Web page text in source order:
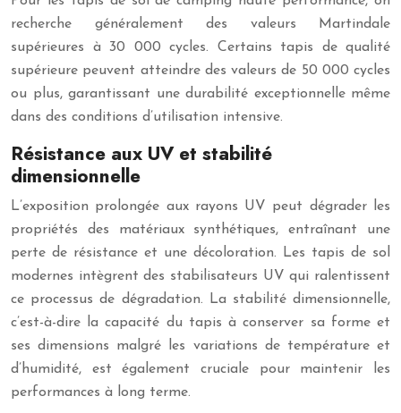
recherche généralement des valeurs Martindale
supérieures à 30 000 cycles. Certains tapis de qualité
supérieure peuvent atteindre des valeurs de 50 000 cycles
ou plus, garantissant une durabilité exceptionnelle même
dans des conditions d’utilisation intensive.
Résistance aux UV et stabilité
dimensionnelle
L’exposition prolongée aux rayons UV peut dégrader les
propriétés des matériaux synthétiques, entraînant une
perte de résistance et une décoloration. Les tapis de sol
modernes intègrent des stabilisateurs UV qui ralentissent
ce processus de dégradation. La stabilité dimensionnelle,
c’est-à-dire la capacité du tapis à conserver sa forme et
ses dimensions malgré les variations de température et
d’humidité, est également cruciale pour maintenir les
performances à long terme.